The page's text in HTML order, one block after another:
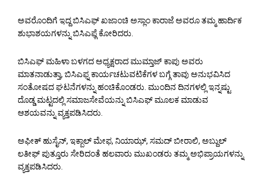
ಅವರೊಂದಿಗೆ ಇದ್ದ ಬಿಸಿಎಫ್ ಖಜಾಂಚಿ ಅಸ್ಲಾಂ ಕಾರಾಜೆ ಅವರೂ ತಮ್ಮ ಹಾರ್ದಿಕ
ಶುಭಾಶಯಗಳನ್ನು ಬಿಸಿಎಫ್ಗೆ ಕೋರಿದರು.
ಬಿಸಿಎಫ್ ಮಹಿಳಾ ಬಳಗದ ಅಧ್ಯಕ್ಷರಾದ ಮುಮ್ತಾಜ್ ಕಾಪು ಅವರು
ಮಾತನಾಡುತ್ತಾ, ಬಿಸಿಎಫ್ನ ಕಾರ್ಯಚಟುವಟಿಕೆಗಳ ಬಗ್ಗೆ ತಾವು ಅನುಭವಿಸಿದ
ಸಂತೋಷದ ಘಟನೆಗಳನ್ನು ಹಂಚಿಕೊಂಡರು. ಮುಂದಿನ ದಿನಗಳಲ್ಲಿ ಇನ್ನಷ್ಟು
ದೊಡ್ಡ ಮಟ್ಟದಲ್ಲಿ ಸಮಾಜಸೇವೆಯನ್ನು ಬಿಸಿಎಫ್ ಮೂಲಕ ಮಾಡುವ
ಆಶಯವನ್ನು ವ್ಯಕ್ತಪಡಿಸಿದರು.
ಅಫೀಕ್ ಹುಸೈನ್, ಇಕ್ಬಾಲ್ ಮೇಫ, ನಿಯಾಝ್, ಸಮದ್ ಬೀರಾಲಿ, ಅಬ್ದುಲ್
ಲತೀಫ್ ಪುತ್ತೂರು ಸೇರಿದಂತೆ ಹಲವಾರು ಮುಖಂಡರು ತಮ್ಮ ಅಭಿಪ್ರಾಯಗಳನ್ನು
ವ್ಯಕ್ತಪಡಿಸಿದರು.